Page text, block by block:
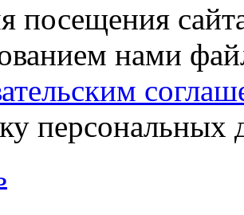
посещения
нами
персональных